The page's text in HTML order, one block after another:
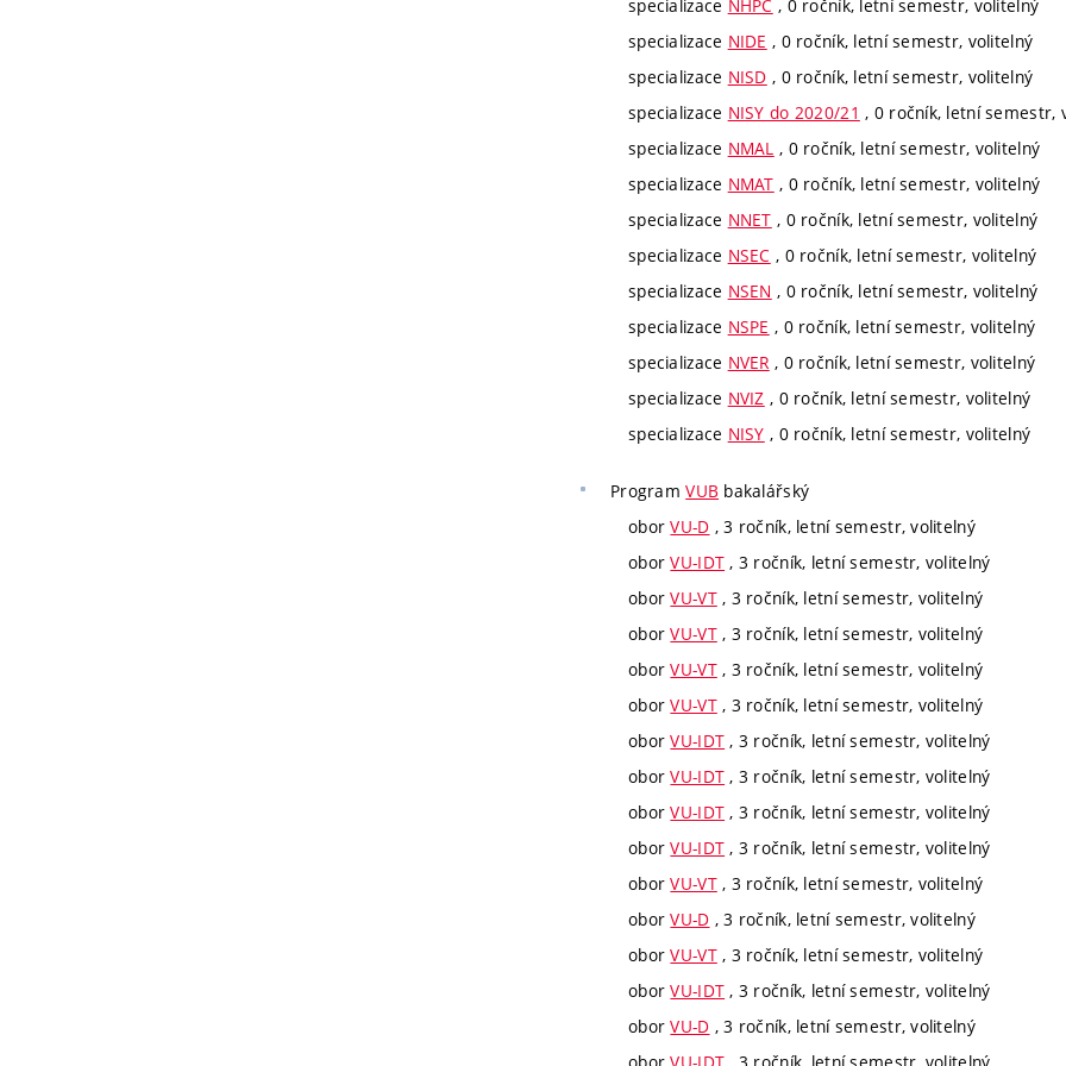
specializace NHPC , 0 ročník, letní semestr, volitelný
specializace NIDE , 0 ročník, letní semestr, volitelný
specializace NISD , 0 ročník, letní semestr, volitelný
specializace NISY do 2020/21 , 0 ročník, letní semestr,
specializace NMAL , 0 ročník, letní semestr, volitelný
specializace NMAT , 0 ročník, letní semestr, volitelný
specializace NNET , 0 ročník, letní semestr, volitelný
specializace NSEC , 0 ročník, letní semestr, volitelný
specializace NSEN , 0 ročník, letní semestr, volitelný
specializace NSPE , 0 ročník, letní semestr, volitelný
specializace NVER , 0 ročník, letní semestr, volitelný
specializace NVIZ , 0 ročník, letní semestr, volitelný
specializace NISY , 0 ročník, letní semestr, volitelný
ProgramVUB bakalářský
oborVU-D , 3 ročník, letní semestr, volitelný
oborVU-IDT , 3 ročník, letní semestr, volitelný
oborVU-VT, 3 ročník, letní semestr, volitelný
oborVU-VT, 3 ročník, letní semestr, volitelný
oborVU-VT, 3 ročník, letní semestr, volitelný
oborVU-VT, 3 ročník, letní semestr, volitelný
oborVU-IDT , 3 ročník, letní semestr, volitelný
oborVU-IDT , 3 ročník, letní semestr, volitelný
oborVU-IDT , 3 ročník, letní semestr, volitelný
oborVU-IDT , 3 ročník, letní semestr, volitelný
oborVU-VT, 3 ročník, letní semestr, volitelný
oborVU-D , 3 ročník, letní semestr, volitelný
oborVU-VT, 3 ročník, letní semestr, volitelný
oborVU-IDT , 3 ročník, letní semestr, volitelný
oborVU-D , 3 ročník, letní semestr, volitelný